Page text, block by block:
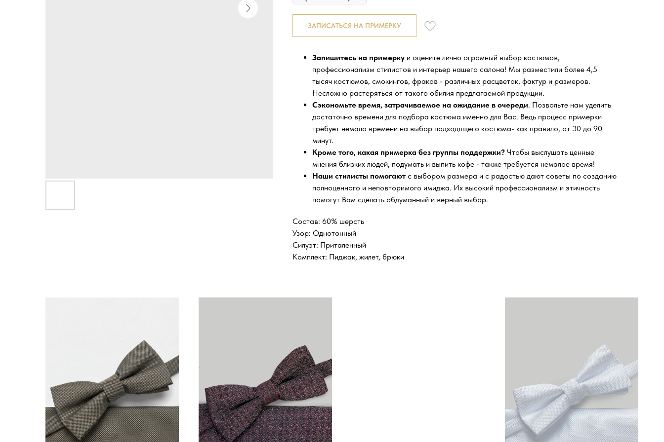
ЗАПИСАТЬСЯ НА ПРИМЕРКУ
Запишитесь на примерку и оцените лично огромный выбор костюмов,
профессионализм стилистов и интерьер нашего салона! Мы разместили более 4,5
тысяч костюмов, смокингов, фраков - различных расцветок, фактур и размеров.
Несложно растеряться от такого обилия предлагаемой продукции.
Сэкономьте время, затрачиваемое на ожидание в очереди. Позвольте нам уделить
достаточно времени для подбора костюма именно для Вас. Ведь процесс примерки
требует немало времени на выбор подходящего костюма- как правило, от 30 до 90
минут.
Кроме того, какая примерка без группы поддержки? Чтобы выслушать ценные
мнения близких людей, подумать и выпить кофе - также требуется немалое время!
Наши стилисты помогают с выбором размера и с радостью дают советы по созданию
полноценного и неповторимого имиджа. Их высокий профессионализм и этичность
помогут Вам сделать обдуманный и верный выбор.
Состав: 60% шерсть
Узор: Однотонный
Силуэт: Приталенный
Комплект: Пиджак, жилет, брюки